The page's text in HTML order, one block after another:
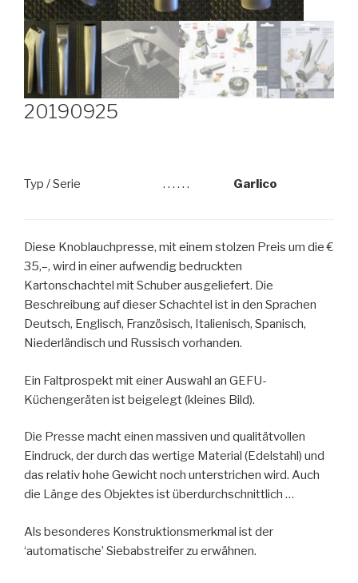
20190925
Typ / Serie . . . . . . Garlico
Diese Knoblauchpresse, mit einem stolzen Preis um die €
35,–, wird in einer aufwendig bedruckten
Kartonschachtel mit Schuber ausgeliefert. Die
Beschreibung auf dieser Schachtel ist in den Sprachen
Deutsch, Englisch, Französisch, Italienisch, Spanisch,
Niederländisch und Russisch vorhanden.
Ein Faltprospekt mit einer Auswahl an GEFU-
Küchengeräten ist beigelegt (kleines Bild).
Die Presse macht einen massiven und qualitätvollen
Eindruck, der durch das wertige Material (Edelstahl) und
das relativ hohe Gewicht noch unterstrichen wird. Auch
die Länge des Objektes ist überdurchschnittlich …
Als besonderes Konstruktionsmerkmal ist der
‘automatische’ Siebabstreifer zu erwähnen.